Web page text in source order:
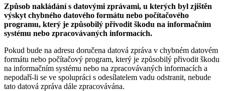
Způsob nakládání s datovými zprávami, u kterých byl zjištěn
výskyt chybného datového formátu nebo počítačového
programu, který je způsobilý přivodit škodu na informačním
systému nebo zpracovávaných informacích.
Pokud bude na adresu doručena datová zpráva v chybném datovém
formátu nebo počítačový program, který je způsobilý přivodit škodu
na informačním systému nebo na zpracovávaných informacích a
nepodaří-li se ve spolupráci s odesílatelem vadu odstranit, nebude
tato datová zpráva dále zpracovávána.